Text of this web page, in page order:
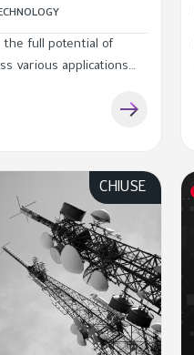
the full potential of
various applications
CHIUSE